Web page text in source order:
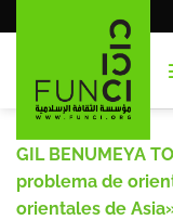
al
GIL BENUMEYA
problema de
orientales de